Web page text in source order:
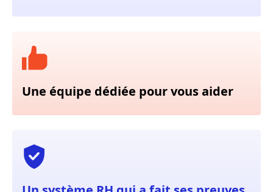
Une équipe dédiée pour vous aider